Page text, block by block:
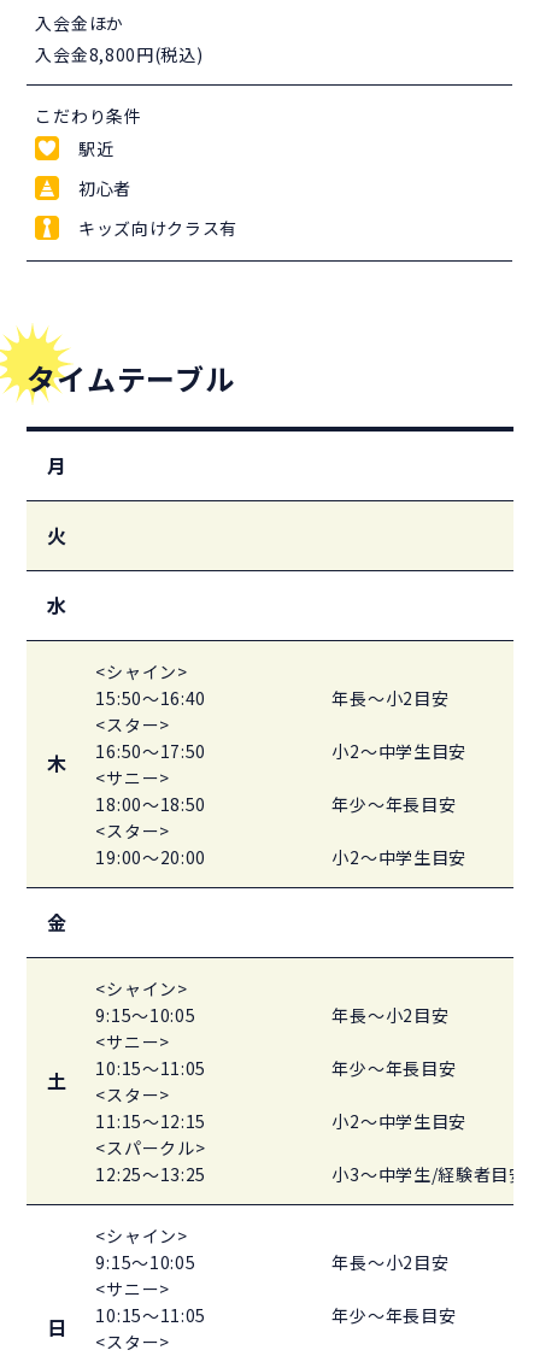
入会金ほか
入会金8,800円(税込)
こだわり条件
駅近
初心者
キッズ向けクラス有
タイムテーブル
月
火
水
木
<シャイン>
15:50～16:40
<スター>
16:50～17:50
<サニー>
18:00～18:50
<スター>
19:00～20:00
年長～小2目安
小2～中学生目安
年少～年長目安
小2～中学生目安
金
土
<シャイン>
9:15～10:05
<サニー>
10:15～11:05
<スター>
11:15～12:15
<スパークル>
12:25～13:25
年長～小2目安
年少～年長目安
小2～中学生目安
小3～中学生/経験者目
日
<シャイン>
9:15～10:05
<サニー>
10:15～11:05
<スター>
年長～小2目安
年少～年長目安